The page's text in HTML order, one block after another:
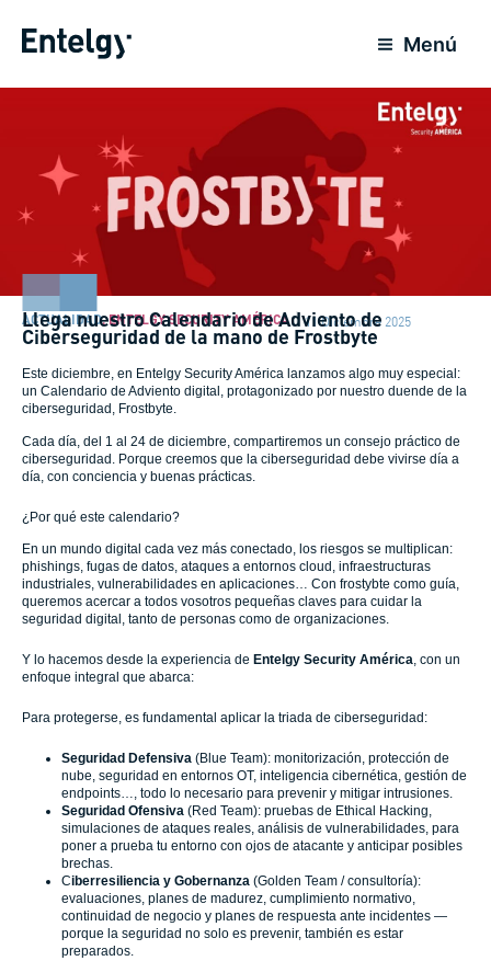
Menú
ACTUALIDAD,ENTELGY SECURITY AMÉRICA 11 Diciembre 2025
Llega nuestro Calendario de Adviento de
Ciberseguridad de la mano de Frostbyte
Este diciembre, en Entelgy Security América lanzamos algo muy especial:
un Calendario de Adviento digital, protagonizado por nuestro duende de la
ciberseguridad, Frostbyte.
Cada día, del 1 al 24 de diciembre, compartiremos un consejo práctico de
ciberseguridad. Porque creemos que la ciberseguridad debe vivirse día a
día, con conciencia y buenas prácticas.
¿Por qué este calendario?
En un mundo digital cada vez más conectado, los riesgos se multiplican:
phishings, fugas de datos, ataques a entornos cloud, infraestructuras
industriales, vulnerabilidades en aplicaciones… Con frostybte como guía,
queremos acercar a todos vosotros pequeñas claves para cuidar la
seguridad digital, tanto de personas como de organizaciones.
Y lo hacemos desde la experiencia de Entelgy Security América, con un
enfoque integral que abarca:
Para protegerse, es fundamental aplicar la triada de ciberseguridad:
Seguridad Defensiva (Blue Team): monitorización, protección de
nube, seguridad en entornos OT, inteligencia cibernética, gestión de
endpoints…, todo lo necesario para prevenir y mitigar intrusiones.
Seguridad Ofensiva (Red Team): pruebas de Ethical Hacking,
simulaciones de ataques reales, análisis de vulnerabilidades, para
poner a prueba tu entorno con ojos de atacante y anticipar posibles
brechas.
Ciberresiliencia y Gobernanza (Golden Team / consultoría):
evaluaciones, planes de madurez, cumplimiento normativo,
continuidad de negocio y planes de respuesta ante incidentes —
porque la seguridad no solo es prevenir, también es estar
preparados.